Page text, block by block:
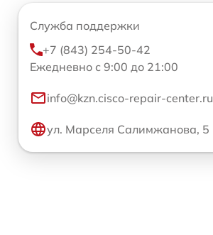
Служба поддержки
+7 (843) 254-50-42
Ежедневно с 9:00 до 21:00
info@kzn.cisco-repair-center.ru
ул. Марселя Салимжанова, 5